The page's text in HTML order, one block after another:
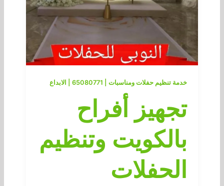
خدمة تنظيم حفلات ومناسبات | 65080771 | الابداع
تجهيز أفراح
بالكويت وتنظيم
الحفلات